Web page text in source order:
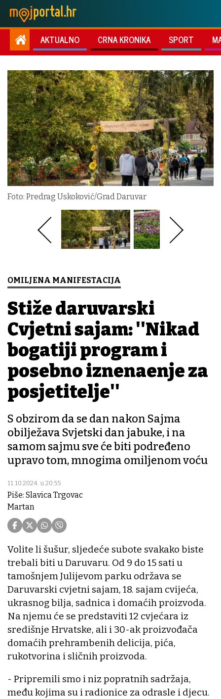
AKTUALNO CRNA KRONIKA SPORT
Foto: Predrag Uskoković/Grad Daruvar
OMILJENA MANIFESTACIJA
Stiže daruvarski
Cvjetni sajam: ''Nikad
bogatiji program i
posebno iznenađenje za
posjetitelje''
S obzirom da se dan nakon Sajma
obilježava Svjetski dan jabuke, i na
samom sajmu sve će biti podređeno
upravo tom, mnogima omiljenom voću
11.10.2024. u 20:55
Piše: Slavica Trgovac
Martan
Volite li šušur, sljedeće subote svakako biste
trebali biti u Daruvaru. Od 9 do 15 sati u
tamošnjem Julijevom parku održava se
Daruvarski cvjetni sajam, 18. sajam cvijeća,
ukrasnog bilja, sadnica i domaćih proizvoda.
Na njemu će se predstaviti 12 cvjećara iz
središnje Hrvatske, ali i 30-ak proizvođača
domaćih prehrambenih delicija, pića,
rukotvorina i sličnih proizvoda.
- Pripremili smo i niz popratnih sadržaja,
među kojima su i radionice za odrasle i djecu.